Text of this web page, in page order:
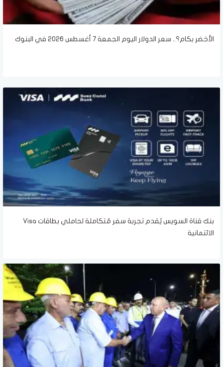
الأخضر بكام؟.. سعر الدولار اليوم الجمعة 7 أغسطس 2026 في البنوك
بنك قناة السويس يُقدم تجربة سفر مُتكاملة لحاملي بطاقات Visa
الائتمانية